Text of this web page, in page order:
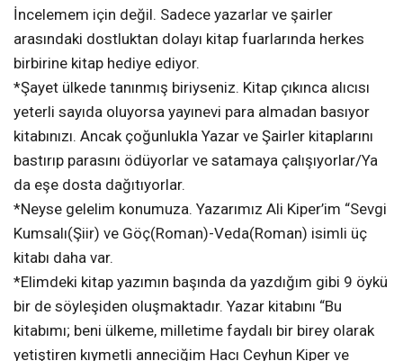
İncelemem için değil. Sadece yazarlar ve şairler
arasındaki dostluktan dolayı kitap fuarlarında herkes
birbirine kitap hediye ediyor.
*Şayet ülkede tanınmış biriyseniz. Kitap çıkınca alıcısı
yeterli sayıda oluyorsa yayınevi para almadan basıyor
kitabınızı. Ancak çoğunlukla Yazar ve Şairler kitaplarını
bastırıp parasını ödüyorlar ve satamaya çalışıyorlar/Ya
da eşe dosta dağıtıyorlar.
*Neyse gelelim konumuza. Yazarımız Ali Kiper’im “Sevgi
Kumsalı(Şiir) ve Göç(Roman)-Veda(Roman) isimli üç
kitabı daha var.
*Elimdeki kitap yazımın başında da yazdığım gibi 9 öykü
bir de söyleşiden oluşmaktadır. Yazar kitabını “Bu
kitabımı; beni ülkeme, milletime faydalı bir birey olarak
yetiştiren kıymetli anneciğim Hacı Ceyhun Kiper ve